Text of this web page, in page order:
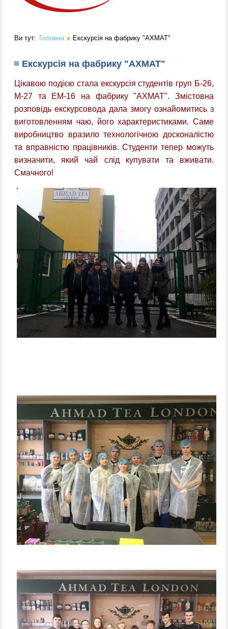
Ви тут: Головна Екскурсія на фабрику "АХМАТ"
Екскурсія на фабрику "АХМАТ"
Цікавою подією стала екскурсіястудентів груп Б-26,
М-27 та ЕМ-16 на фабрику "АХМАТ". Змістовна
розповідь екскурсовода дала змогу ознайомитись з
виготовленням чаю, його характеристиками. Саме
виробництво вразило технологічною досконалістю
та вправністю працівників. Студенти тепер можуть
визначити, який чай слід купувати та вживати.
Смачного!